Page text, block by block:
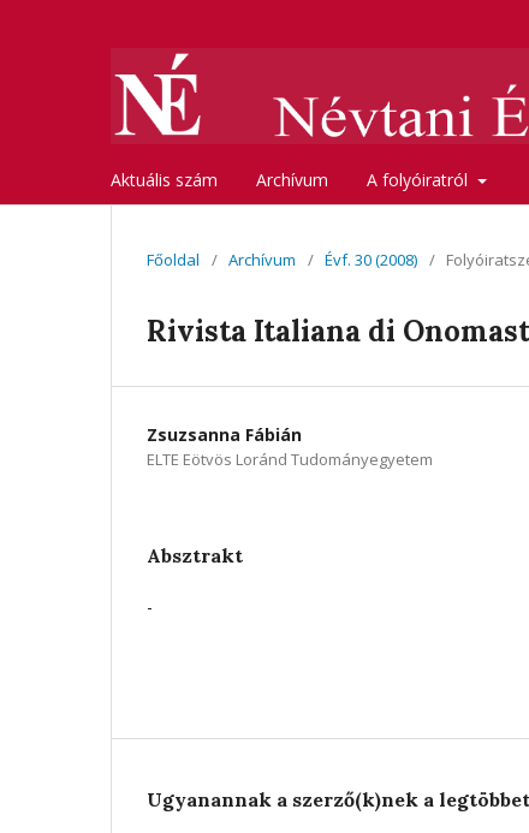
Aktuális szám Archívum A folyóiratról
Főoldal / Archívum / Évf. 30 (2008) /
Rivista Italiana di
Zsuzsanna Fábián
ELTE Eötvös Loránd Tudományegyetem
Absztrakt
-
Ugyanannak a szerző(k)nek a